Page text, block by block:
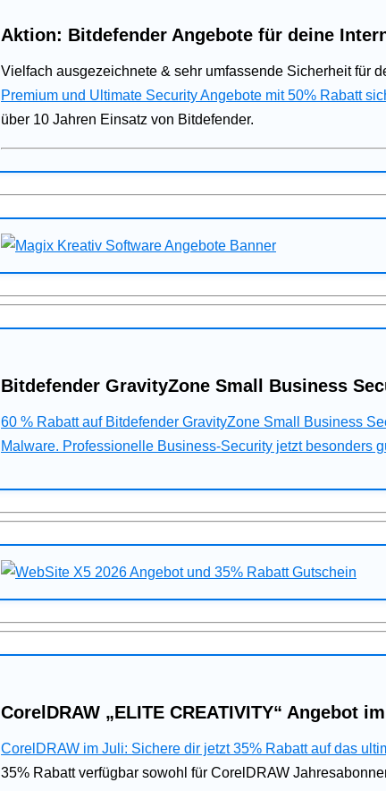
Aktion: Bitdefender Angebote für deine
Vielfach ausgezeichnete & sehr umfassende Sicherheit für
Premium und Ultimate Security Angebote mit 50% Rabatt
über 10 Jahren Einsatz von Bitdefender.
Bitdefender GravityZone Small Business
60 % Rabatt auf Bitdefender GravityZone Small Business
Malware. Professionelle Business-Security jetzt besonders
CorelDRAW „ELITE CREATIVITY“ Angebot
CorelDRAW im Juli: Sichere dir jetzt 35% Rabatt auf das
35% Rabatt verfügbar sowohl für CorelDRAW